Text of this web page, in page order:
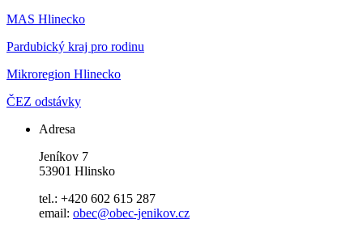
MAS Hlinecko
Pardubický kraj pro rodinu
Mikroregion Hlinecko
ČEZ odstávky
Adresa
Jeníkov 7
53901 Hlinsko
tel.: +420 602 615 287
email: obec@obec-jenikov.cz